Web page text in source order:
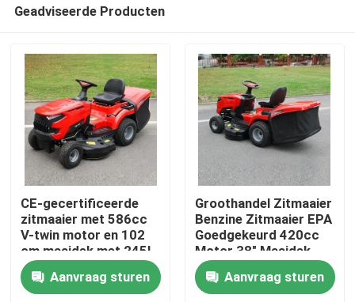
Thuis
Geadviseerde Producten
CE-gecertificeerde
zitmaaier met 586cc
V-twin motor en 102
cm maaidek met 245L
grasopvangbak
Aanvraag sturen
Groothandel Zitmaaier
Benzine Zitmaaier EPA
Goedgekeurd 420cc
Motor 38" Maaidek
Grasmaaier Tractor
OEM Ondersteuning
Aanvraag sturen